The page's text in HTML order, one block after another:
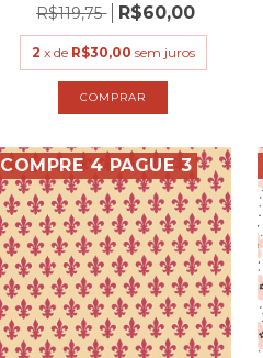
R$119,75 R$60,00
2 x de R$30,00 sem juros
COMPRE 4 PAGUE 3